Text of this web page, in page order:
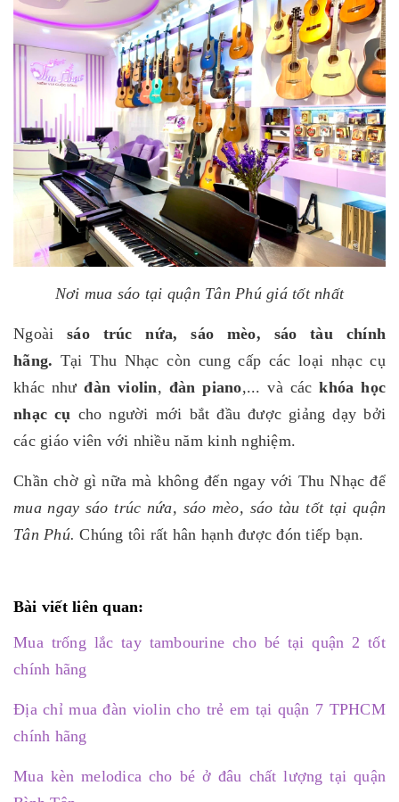
Nơi mua sáo tại quận Tân Phú giá tốt nhất
Ngoàisáo trúc nứa, sáo mèo, sáo tàu chính
hãng. Tại Thu Nhạc còn cung cấp các loại nhạc cụ
khác nhưđàn violin, đàn piano,... và các khóa học
nhạc cụ cho người mới bắt đầu được giảng dạy bởi
các giáo viên với nhiều năm kinh nghiệm.
Chần chờ gì nữa mà không đến ngay với Thu Nhạc để
mua ngay sáo trúc nứa, sáo mèo, sáo tàu tốt tại quận
Tân Phú. Chúng tôi rất hân hạnh được đón tiếp bạn.
Bài viết liên quan:
Mua trống lắc tay tambourine cho bé tại quận 2 tốt
chính hãng
Địa chỉ mua đàn violin cho trẻ em tại quận 7 TPHCM
chính hãng
Mua kèn melodica cho bé ở đâu chất lượng tại quận